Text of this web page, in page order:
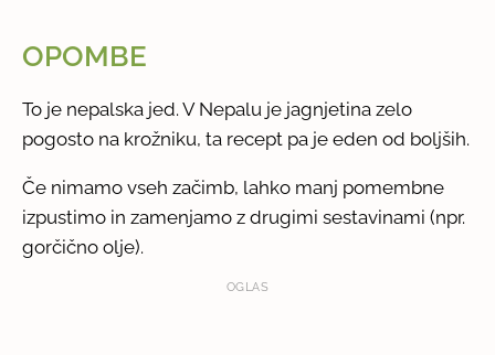
OPOMBE
To je nepalska jed. V Nepalu je jagnjetina zelo
pogosto na krožniku, ta recept pa je eden od boljših.
Če nimamo vseh začimb, lahko manj pomembne
izpustimo in zamenjamo z drugimi sestavinami (npr.
gorčično olje).
OGLAS